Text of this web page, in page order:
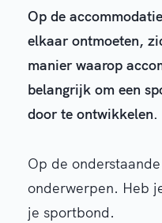
Op de
elkaar ontmoeten,
manier waarop
belangrijk om een
door te ontwikkelen.
Op de
onderwerpen. Heb
je sportbond.